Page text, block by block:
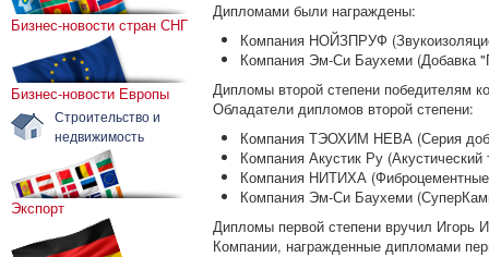
Бизнес-новости стран СНГ
Бизнес-новости Европы
Строительство и
недвижимость
Экспорт
Дипломами были награждены:
Компания НОЙЗПРУФ
Компания Эм-Си Баухеми (Добавка
Дипломы второй степени победителям
Обладатели дипломов второй степени:
Компания ТЭОХИМ НЕВА (Серия
Компания Акустик Ру
Компания НИТИХА
Компания Эм-Си Баухеми
Дипломы первой степени вручил Игорь
Компании, награжденные дипломами